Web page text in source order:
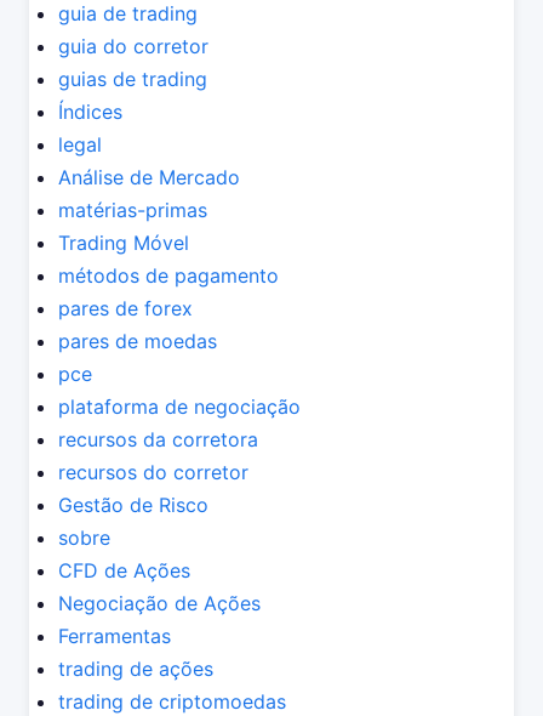
guia de trading
guia do corretor
guias de trading
Índices
legal
Análise de Mercado
matérias-primas
Trading Móvel
métodos de pagamento
pares de forex
pares de moedas
pce
plataforma de negociação
recursos da corretora
recursos do corretor
Gestão de Risco
sobre
CFD de Ações
Negociação de Ações
Ferramentas
trading de ações
trading de criptomoedas